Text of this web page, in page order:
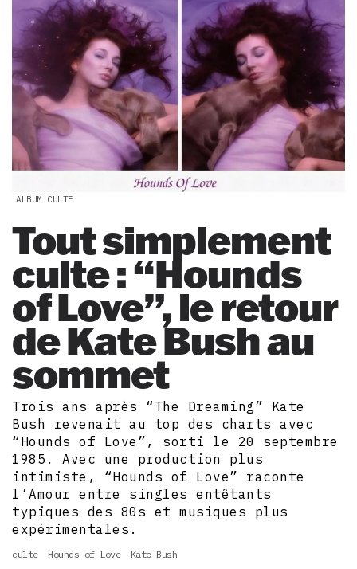
ALBUM CULTE
Tout simplement
culte : “Hounds
of Love”, le retour
de Kate Bush au
sommet
Trois ans après “The Dreaming” Kate
Bush revenait au top des charts avec
“Hounds of Love”, sorti le 20 septembre
1985. Avec une production plus
intimiste, “Hounds of Love” raconte
l’Amour entre singles entêtants
typiques des 80s et musiques plus
expérimentales.
culte Hounds of Love Kate Bush